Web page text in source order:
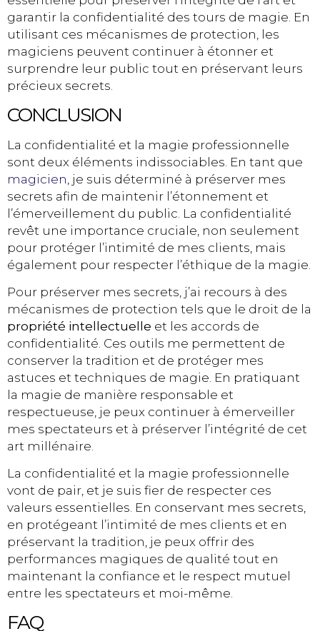
garantir la confidentialité des tours de magie. En
utilisant ces mécanismes de protection, les
magiciens peuvent continuer à étonner et
surprendre leur public tout en préservant leurs
précieux secrets.
CONCLUSION
La confidentialité et la magie professionnelle
sont deux éléments indissociables. En tant que
magicien , je suis déterminé à préserver mes
secrets afin de maintenir l’étonnement et
l’émerveillement du public. La confidentialité
revêt une importance cruciale, non seulement
pour protéger l’intimité de mes clients, mais
également pour respecter l’éthique de la magie.
Pour préserver mes secrets, j’ai recours à des
mécanismes de protection tels que le droit de la
propriété intellectuelle et les accords de
confidentialité. Ces outils me permettent de
conserver la tradition et de protéger mes
astuces et techniques de magie. En pratiquant
la magie de manière responsable et
respectueuse, je peux continuer à émerveiller
mes spectateurs et à préserver l’intégrité de cet
art millénaire.
La confidentialité et la magie professionnelle
vont de pair, et je suis fier de respecter ces
valeurs essentielles. En conservant mes secrets,
en protégeant l’intimité de mes clients et en
préservant la tradition, je peux offrir des
performances magiques de qualité tout en
maintenant la confiance et le respect mutuel
entre les spectateurs et moi-même.
FAQ